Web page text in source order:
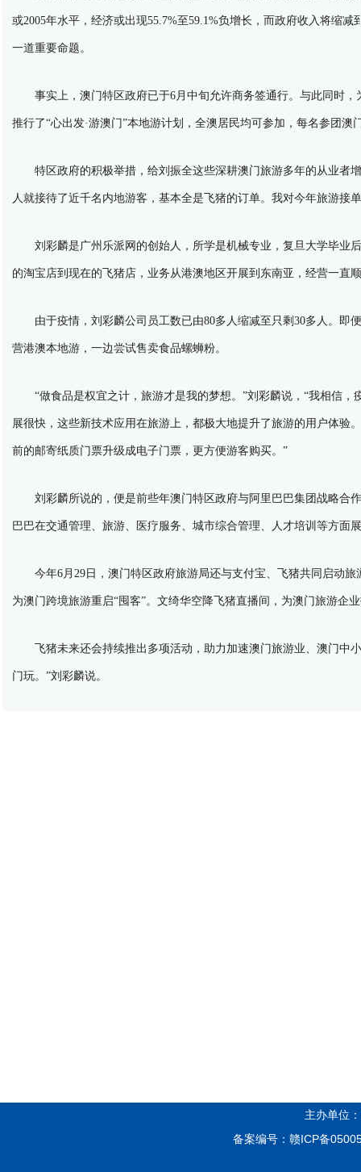
或2005年水平，经济或出现55.7%至59.1%负增长，而政府收入将缩
一道重要命题。
事实上，澳门特区政府已于6月中旬允许商务签通行。与此同时，
推行了“心出发·游澳门”本地游计划，全澳居民均可参加，每名参团澳
特区政府的积极举措，给刘振全这些深耕澳门旅游多年的从业者
人就接待了近千名内地游客，基本全是飞猪的订单。我对今年旅游接
刘彩麟是广州乐派网的创始人，所学是机械专业，复旦大学毕业
的淘宝店到现在的飞猪店，业务从港澳地区开展到东南亚，经营一直
由于疫情，刘彩麟公司员工数已由80多人缩减至只剩30多人。即
营港澳本地游，一边尝试售卖食品螺蛳粉。
“做食品是权宜之计，旅游才是我的梦想。”刘彩麟说，“我相信，
展很快，这些新技术应用在旅游上，都极大地提升了旅游的用户体验
前的邮寄纸质门票升级成电子门票，更方便游客购买。”
刘彩麟所说的，便是前些年澳门特区政府与阿里巴巴集团战略合
巴巴在交通管理、旅游、医疗服务、城市综合管理、人才培训等方面
今年6月29日，澳门特区政府旅游局还与支付宝、飞猪共同启动旅
为澳门跨境旅游重启“囤客”。文绮华空降飞猪直播间，为澳门旅游企
飞猪未来还会持续推出多项活动，助力加速澳门旅游业、澳门中
门玩。”刘彩麟说。
主办单位
备案编号： 赣ICP备